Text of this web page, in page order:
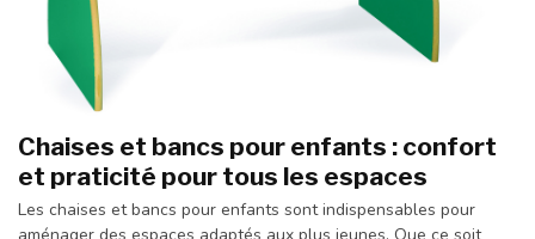
Chaises et bancs pour enfants : confort
et praticité pour tous les espaces
Les chaises et bancs pour enfants sont indispensables pour